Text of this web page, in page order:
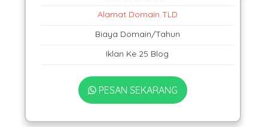
Alamat Domain TLD
Biaya Domain/Tahun
Iklan Ke 25 Blog
PESAN SEKARANG